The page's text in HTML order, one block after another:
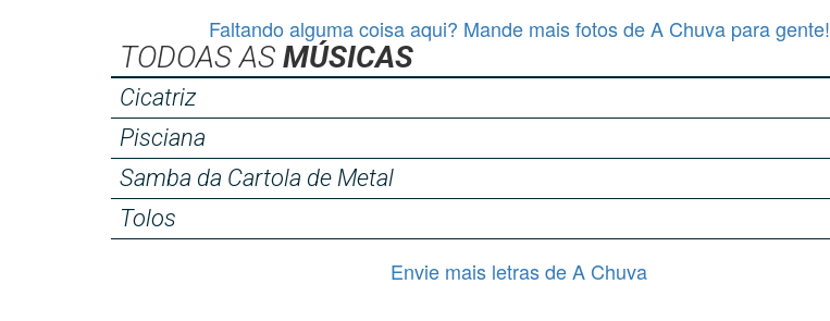
Faltando alguma coisa aqui? Mande mais fotos de A Chuva para gente!
TODOAS AS MÚSICAS
Cicatriz
Pisciana
Samba da Cartola de Metal
Tolos
Envie mais letras de A Chuva